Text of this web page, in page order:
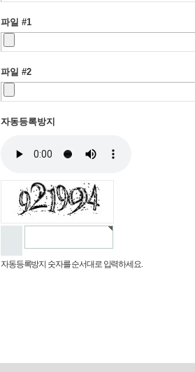
파일 #1
파일 #2
자동등록방지
자동등록방지 숫자를 순서대로 입력하세요.